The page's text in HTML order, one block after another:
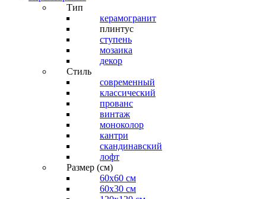
Тип
керамогранит
плинтус
ступень
мозаика
декор
Стиль
современный
классический
прованс
винтаж
моноколор
кантри
скандинавский
лофт
Размер (см)
60х60 см
60x30 см